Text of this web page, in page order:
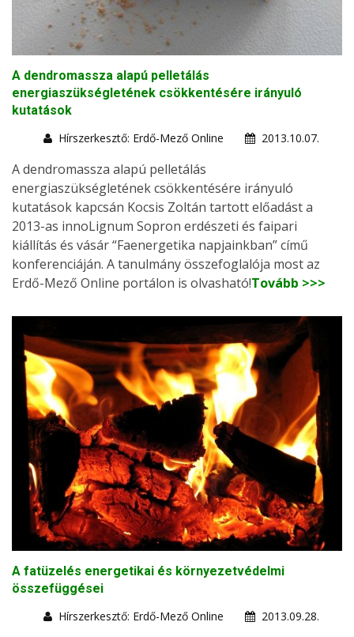
A dendromassza alapú pelletálás
energiaszükségletének csökkentésére irányuló
kutatások
Hírszerkesztő: Erdő-Mező Online
2013.10.07.
A dendromassza alapú pelletálás
energiaszükségletének csökkentésére irányuló
kutatások kapcsán Kocsis Zoltán tartott előadást a
2013-as innoLignum Sopron erdészeti és faipari
kiállítás és vásár “Faenergetika napjainkban” című
konferenciáján. A tanulmány összefoglalója most az
Erdő-Mező Online portálon is olvasható!Tovább >>>
A fatüzelés energetikai és környezetvédelmi
összefüggései
Hírszerkesztő: Erdő-Mező Online
2013.09.28.